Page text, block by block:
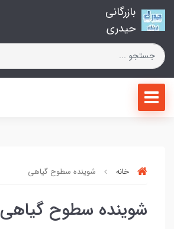
بازرگانی
حیدری
خانه شوینده سطوح گیاهی
شوینده سطوح گیاهی